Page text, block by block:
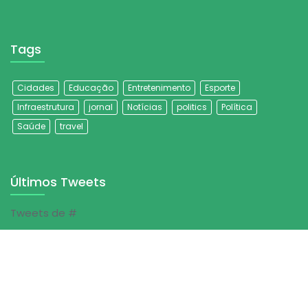
Tags
Cidades Educação Entretenimento
Esporte
Infraestrutura
jornal Notícias politics
Política
Saúde
travel
Últimos Tweets
Tweets de #